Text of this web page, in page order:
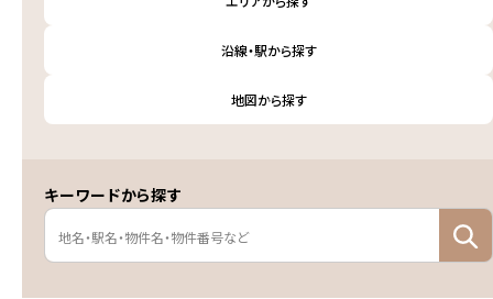
沿線・駅から探す
地図から探す
キーワードから探す